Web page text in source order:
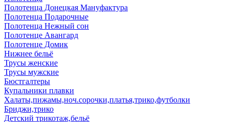
Полотенца Донецкая Мануфактура
Полотенца Подарочные
Полотенца Нежный сон
Полотенце Авангард
Полотенце Домик
Нижнее бельё
Трусы женские
Трусы мужские
Бюстгалтеры
Купальники плавки
Халаты,пижамы,ноч.сорочки,платья,трико,футболки
Бриджи,трико
Детский трикотаж,бельё